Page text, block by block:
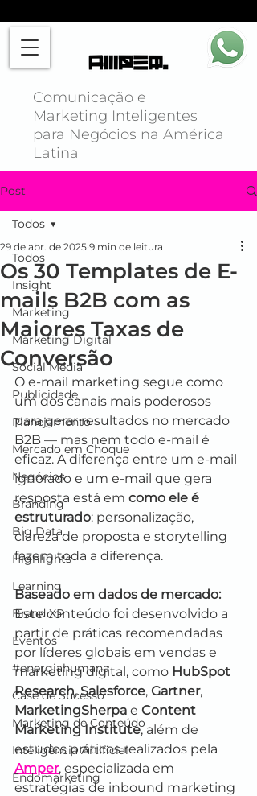
Comunicação e
Marketing Inteligentes
para Negócios na América
Latina
Post
Todos
Insight
Marketing
Marketing Digital
Social Media
Publicidade
Planejamento
Mercado em Choque
Negócios
Branding
Big Data
Highlights
Learning
Brand XP
Eventos
#energiahumana
Case de Sucesso
Marketing de Conteúdo
Inteligência Artificial
Endomarketing
Todos
Os 30 Templates de E-
mails B2B com as
Maiores Taxas de
Conversão
29 de abr. de 2025 9 min de leitura
O e-mail marketing segue como
um dos canais mais poderosos
para gerar resultados no mercado
B2B — mas nem todo e-mail é
eficaz. A diferença entre um e-mail
ignorado e um e-mail que gera
resposta está em como ele é
estruturado: personalização,
clareza de proposta e storytelling
fazem toda a diferença.
Baseado em dados de mercado:
Este conteúdo foi desenvolvido a
partir de práticas recomendadas
por líderes globais em vendas e
marketing digital, como HubSpot
Research, Salesforce, Gartner,
MarketingSherpa e Content
Marketing Institute, além de
estudos práticos realizados pela
Amper, especializada em
estratégias de inbound marketing